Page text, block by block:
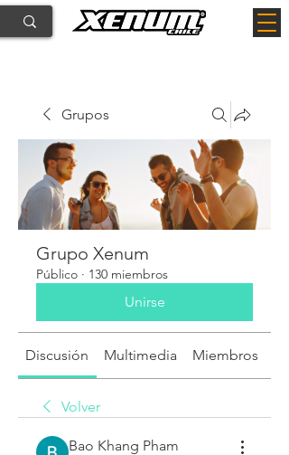
Grupos
Grupo Xenum
Público · 130 miembros
Unirse
Discusión Multimedia Miembros
Volver
Bao Khang Pham